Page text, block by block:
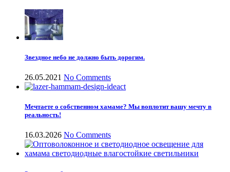
Звездное небо не должно быть дорогим.
26.05.2021 No Comments
Мечтаете о собственном хамаме? Мы воплотит вашу мечту в
реальность!
16.03.2026 No Comments